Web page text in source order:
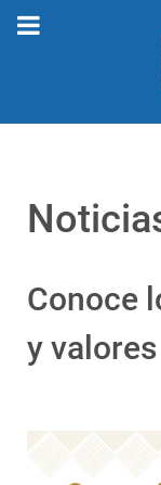
Conoce
y